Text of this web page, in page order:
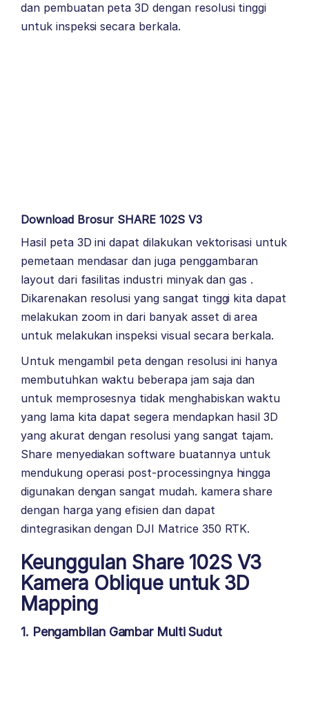
dan pembuatan peta 3D dengan resolusi tinggi
untuk inspeksi secara berkala.
Download Brosur SHARE 102S V3
Hasil peta 3D ini dapat dilakukan vektorisasi untuk
pemetaan mendasar dan juga penggambaran
layout dari fasilitas industri minyak dan gas .
Dikarenakan resolusi yang sangat tinggi kita dapat
melakukan zoom in dari banyak asset di area
untuk melakukan inspeksi visual secara berkala.
Untuk mengambil peta dengan resolusi ini hanya
membutuhkan waktu beberapa jam saja dan
untuk memprosesnya tidak menghabiskan waktu
yang lama kita dapat segera mendapkan hasil 3D
yang akurat dengan resolusi yang sangat tajam.
Share menyediakan software buatannya untuk
mendukung operasi post-processingnya hingga
digunakan dengan sangat mudah. kamera share
dengan harga yang efisien dan dapat
dintegrasikan dengan DJI Matrice 350 RTK.
Keunggulan Share 102S V3
Kamera Oblique untuk 3D
Mapping
1. Pengambilan Gambar Multi Sudut